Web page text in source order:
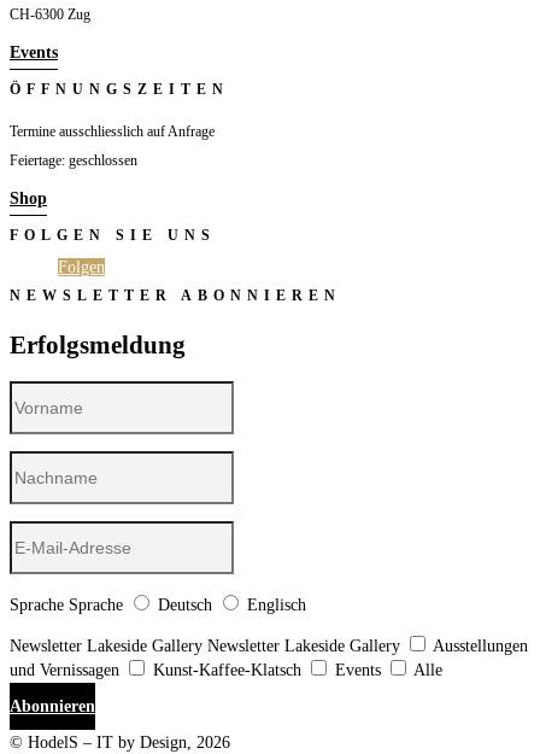
CH-6300 Zug
Events
ÖFFNUNGSZEITEN
Termine ausschliesslich auf Anfrage
Feiertage: geschlossen
Shop
FOLGEN SIE UNS
Folgen
NEWSLETTER ABONNIEREN
Erfolgsmeldung
Sprache Sprache Deutsch Englisch
Newsletter Lakeside Gallery Newsletter Lakeside Gallery
Ausstellungen
und Vernissagen
Kunst-Kaffee-Klatsch Events
Alle
Abonnieren
© HodelS – IT by Design, 2026